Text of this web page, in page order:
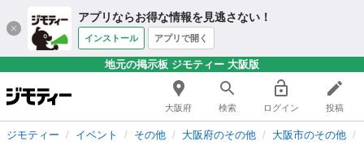
アプリならお得な情報を見逃さない！
インストール アプリで開く
地元の掲示板 ジモティー 大阪版
大阪府 検索 ログイン 投稿
ジモティー イベント その他 大阪府のその他 大阪市のその他